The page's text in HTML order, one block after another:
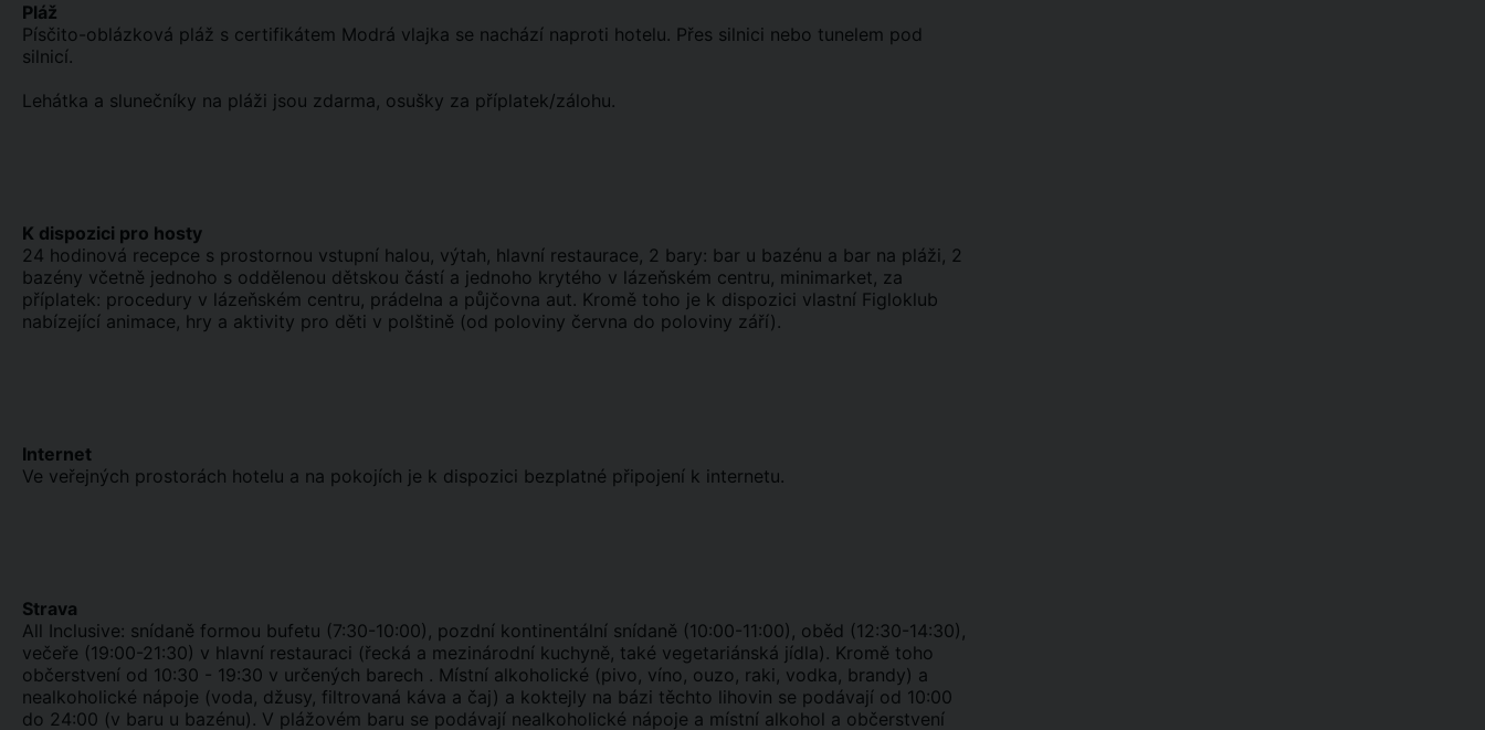
Pláž
Písčito-oblázková pláž s certifikátem Modrá vlajka se nachází naproti hotelu. Přes silnici nebo tunelem pod
silnicí.
Lehátka a slunečníky na pláži jsou zdarma, osušky za příplatek/zálohu.
K dispozici pro hosty
24 hodinová recepce s prostornou vstupní halou, výtah, hlavní restaurace, 2 bary: bar u bazénu a bar na pláži, 2
bazény včetně jednoho s oddělenou dětskou částí a jednoho krytého v lázeňském centru, minimarket, za
příplatek: procedury v lázeňském centru, prádelna a půjčovna aut. Kromě toho je k dispozici vlastní Figloklub
nabízející animace, hry a aktivity pro děti v polštině (od poloviny června do poloviny září).
Internet
Ve veřejných prostorách hotelu a na pokojích je k dispozici bezplatné připojení k internetu.
Strava
All Inclusive: snídaně formou bufetu (7:30-10:00), pozdní kontinentální snídaně (10:00-11:00), oběd (12:30-14:30),
večeře (19:00-21:30) v hlavní restauraci (řecká a mezinárodní kuchyně, také vegetariánská jídla). Kromě toho
občerstvení od 10:30 - 19:30 v určených barech . Místní alkoholické (pivo, víno, ouzo, raki, vodka, brandy) a
nealkoholické nápoje (voda, džusy, filtrovaná káva a čaj) a koktejly na bázi těchto lihovin se podávají od 10:00
do 24:00 (v baru u bazénu). V plážovém baru se podávají nealkoholické nápoje a místní alkohol a občerstvení